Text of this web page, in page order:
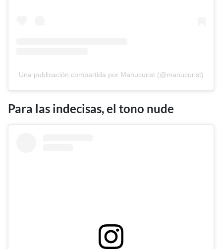
Una publicación compartida por Manucurist (@manucurist)
Para las indecisas, el tono nude